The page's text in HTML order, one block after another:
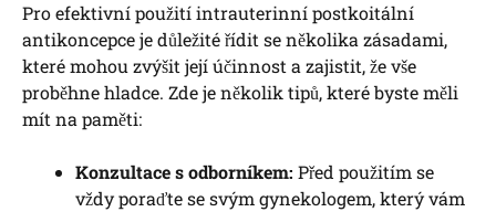
Pro efektivní použití intrauterinní postkoitální
antikoncepce je důležité řídit se několika zásadami,
které mohou zvýšit její účinnost a zajistit, že vše
proběhne hladce. Zde je několik tipů, které byste měli
mít na paměti:
Konzultace s odborníkem: Před použitím se
vždy poraďte se svým gynekologem, který vám